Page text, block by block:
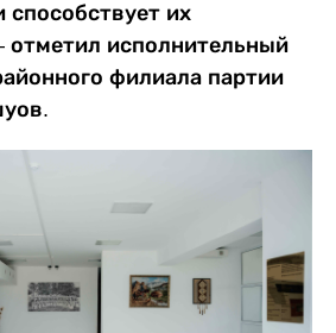
способствует их
отметил исполнительный
филиала партии